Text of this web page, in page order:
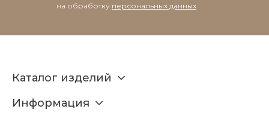
на обработку персональных данных
Каталог изделий
Информация